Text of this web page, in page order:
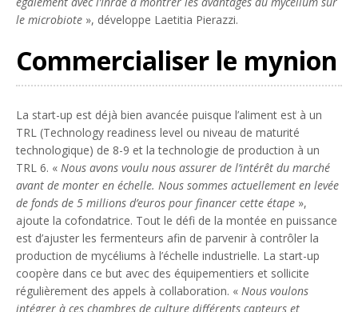
le microbiote », développe Laetitia Pierazzi.
Commercialiser le mynion
La start-up est déjà bien avancée puisque l’aliment est à un
TRL (Technology readiness level ou niveau de maturité
technologique) de 8-9 et la technologie de production à un
TRL 6. « Nous avons voulu nous assurer de l’intérêt du marché
avant de monter en échelle. Nous sommes actuellement en levée
de fonds de 5 millions d’euros pour financer cette étape »,
ajoute la cofondatrice. Tout le défi de la montée en puissance
est d’ajuster les fermenteurs afin de parvenir à contrôler la
production de mycéliums à l’échelle industrielle. La start-up
coopère dans ce but avec des équipementiers et sollicite
régulièrement des appels à collaboration. « Nous voulons
intégrer à ces chambres de culture différents capteurs et